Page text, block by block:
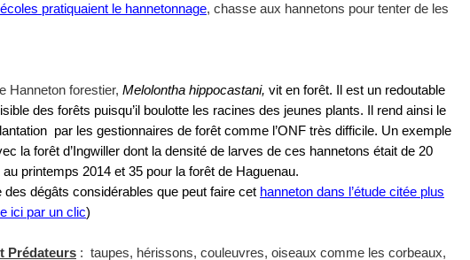
pratiquaient le hannetonnage, chasse aux hannetons pour tenter de les
Hanneton forestier, Melolontha hippocastani, vit en forêt. Il est un redoutable
des forêts puisqu’il boulotte les racines des jeunes plants. Il rend ainsi le
par les gestionnaires de forêt comme l’ONF très difficile. Un exemple
la forêt d’Ingwiller dont la densité de larves de ces hannetons était de 20
au printemps 2014 et 35 pour la forêt de Haguenau.
des dégâts considérables que peut faire cet hanneton dans l’étude citée plus
ici par un clic)
Prédateurs : taupes, hérissons, couleuvres, oiseaux comme les corbeaux,